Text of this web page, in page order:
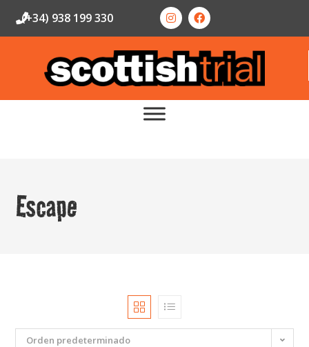
(+34) 938 199 330
Escape
Orden predeterminado